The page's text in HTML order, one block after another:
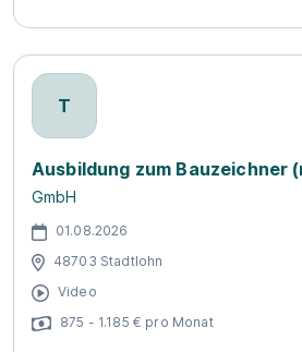
T
Ausbildung zum Bauzeichner
GmbH
01.08.2026
48703 Stadtlohn
Video
875 - 1.185 € pro Monat